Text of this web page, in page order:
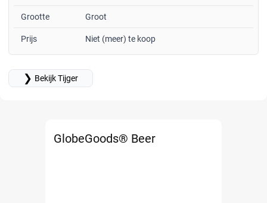
Grootte Groot
Prijs Niet (meer) te koop
❯ Bekijk Tijger
GlobeGoods® Beer